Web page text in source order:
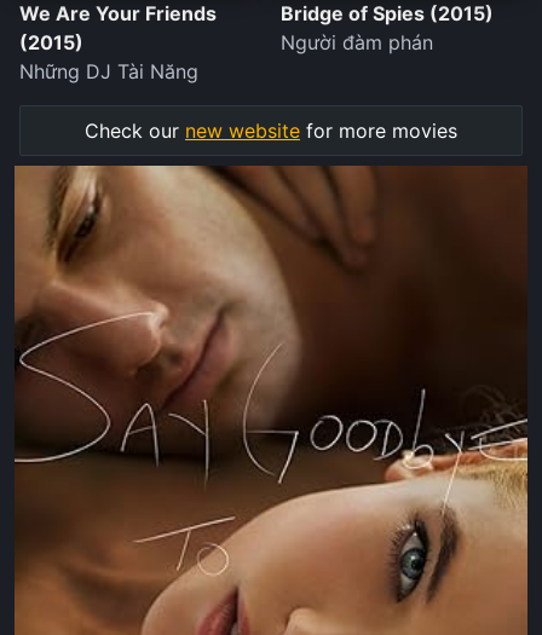
We Are Your Friends
(2015)
Những DJ Tài Năng
Bridge of Spies (2015)
Người đàm phán
Check our new website for more movies